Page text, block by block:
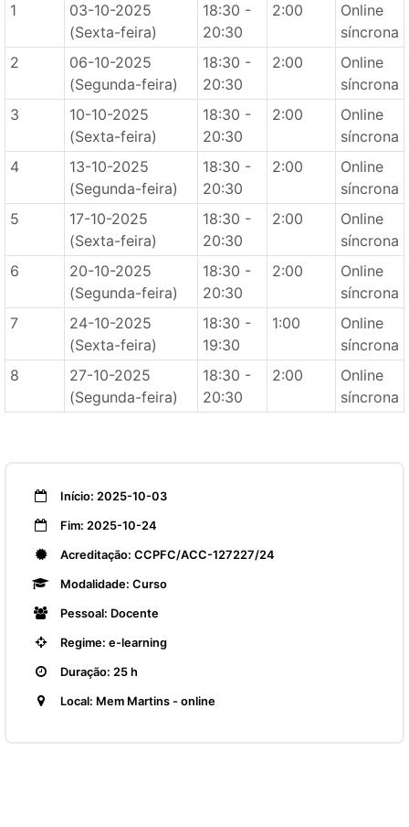
1
03-10-2025
(Sexta-feira)
18:30 -
20:30
2:00
Online
síncrona
2
06-10-2025
(Segunda-feira)
18:30 -
20:30
2:00
Online
síncrona
3
10-10-2025
(Sexta-feira)
18:30 -
20:30
2:00
Online
síncrona
4
13-10-2025
(Segunda-feira)
18:30 -
20:30
2:00
Online
síncrona
5
17-10-2025
(Sexta-feira)
18:30 -
20:30
2:00
Online
síncrona
6
20-10-2025
(Segunda-feira)
18:30 -
20:30
2:00
Online
síncrona
7
24-10-2025
(Sexta-feira)
18:30 -
19:30
1:00
Online
síncrona
8
27-10-2025
(Segunda-feira)
18:30 -
20:30
2:00
Online
síncrona
Início: 2025-10-03
Fim: 2025-10-24
Acreditação: CCPFC/ACC-127227/24
Modalidade: Curso
Pessoal: Docente
Regime: e-learning
Duração: 25 h
Local: Mem Martins - online